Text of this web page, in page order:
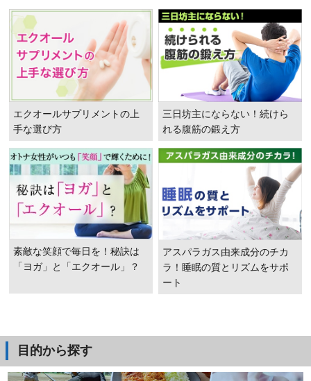
エクオールサプリメントの上
手な選び方
三日坊主にならない！続けら
れる腹筋の鍛え方
素敵な笑顔で毎日を！秘訣は
「ヨガ」と「エクオール」？
アスパラガス由来成分のチカ
ラ！睡眠の質とリズムをサポ
ート
目的から探す